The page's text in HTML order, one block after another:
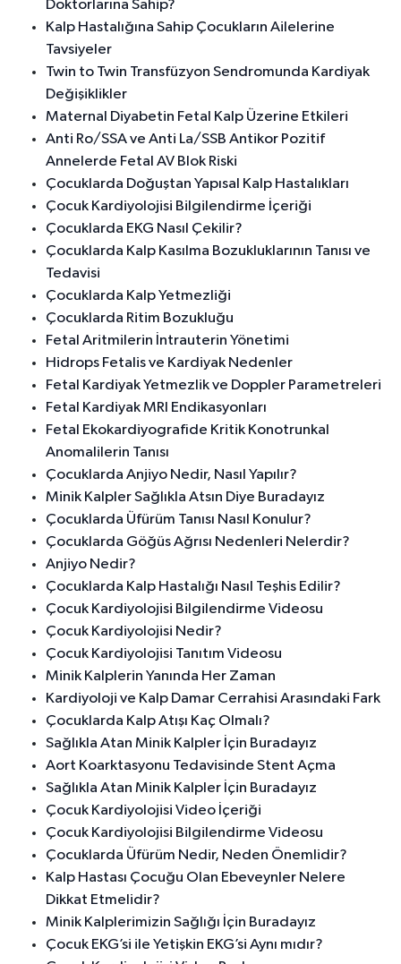
Doktorlarına Sahip?
Kalp Hastalığına Sahip Çocukların Ailelerine
Tavsiyeler
Twin to Twin Transfüzyon Sendromunda Kardiyak
Değişiklikler
Maternal Diyabetin Fetal Kalp Üzerine Etkileri
Anti Ro/SSA ve Anti La/SSB Antikor Pozitif
Annelerde Fetal AV Blok Riski
Çocuklarda Doğuştan Yapısal Kalp Hastalıkları
Çocuk Kardiyolojisi Bilgilendirme İçeriği
Çocuklarda EKG Nasıl Çekilir?
Çocuklarda Kalp Kasılma Bozukluklarının Tanısı ve
Tedavisi
Çocuklarda Kalp Yetmezliği
Çocuklarda Ritim Bozukluğu
Fetal Aritmilerin İntrauterin Yönetimi
Hidrops Fetalis ve Kardiyak Nedenler
Fetal Kardiyak Yetmezlik ve Doppler Parametreleri
Fetal Kardiyak MRI Endikasyonları
Fetal Ekokardiyografide Kritik Konotrunkal
Anomalilerin Tanısı
Çocuklarda Anjiyo Nedir, Nasıl Yapılır?
Minik Kalpler Sağlıkla Atsın Diye Buradayız
Çocuklarda Üfürüm Tanısı Nasıl Konulur?
Çocuklarda Göğüs Ağrısı Nedenleri Nelerdir?
Anjiyo Nedir?
Çocuklarda Kalp Hastalığı Nasıl Teşhis Edilir?
Çocuk Kardiyolojisi Bilgilendirme Videosu
Çocuk Kardiyolojisi Nedir?
Çocuk Kardiyolojisi Tanıtım Videosu
Minik Kalplerin Yanında Her Zaman
Kardiyoloji ve Kalp Damar Cerrahisi Arasındaki Fark
Çocuklarda Kalp Atışı Kaç Olmalı?
Sağlıkla Atan Minik Kalpler İçin Buradayız
Aort Koarktasyonu Tedavisinde Stent Açma
Sağlıkla Atan Minik Kalpler İçin Buradayız
Çocuk Kardiyolojisi Video İçeriği
Çocuk Kardiyolojisi Bilgilendirme Videosu
Çocuklarda Üfürüm Nedir, Neden Önemlidir?
Kalp Hastası Çocuğu Olan Ebeveynler Nelere
Dikkat Etmelidir?
Minik Kalplerimizin Sağlığı İçin Buradayız
Çocuk EKG’si ile Yetişkin EKG’si Aynı mıdır?